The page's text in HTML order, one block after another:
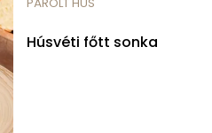
Húsvéti főtt sonka